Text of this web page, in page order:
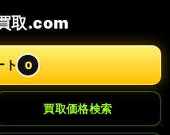
取.com
ト 0
買取価格検索